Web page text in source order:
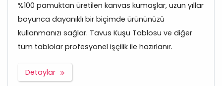
%100 pamuktan üretilen kanvas kumaşlar, uzun yıllar
boyunca dayanıklı bir biçimde ürününüzü
kullanmanızı sağlar. Tavus Kuşu Tablosu ve diğer
tüm tablolar profesyonel işçilik ile hazırlanır.
Detaylar